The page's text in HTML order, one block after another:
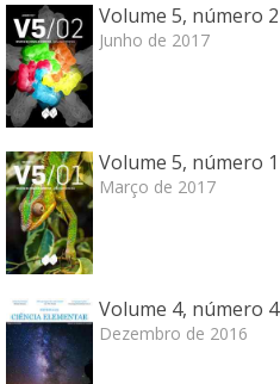
Volume 5, número 2
Junho de 2017
Volume 5, número 1
Março de 2017
Volume 4, número 4
Dezembro de 2016